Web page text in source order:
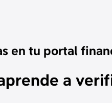
en tu portal
a